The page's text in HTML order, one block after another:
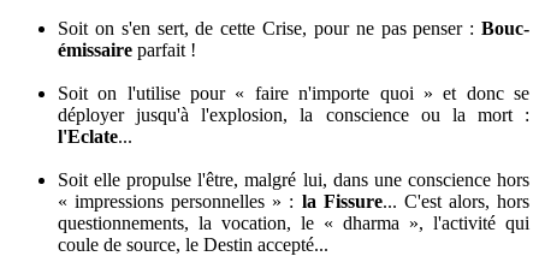
Soit on s'en sert, de cette Crise, pour ne pas penser : Bouc-
émissaire parfait !
Soit on l'utilise pour « faire n'importe quoi » et donc se
déployer jusqu'à l'explosion, la conscience ou la mort :
l'Eclate...
Soit elle propulse l'être, malgré lui, dans une conscience hors
« impressions personnelles » : la Fissure... C'est alors, hors
questionnements, la vocation, le « dharma », l'activité qui
coule de source, le Destin accepté...